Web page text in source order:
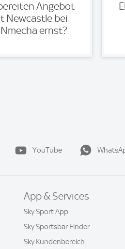
Angebot
Newcastle bei
ernst?
YouTube
App & Services
Sky Sport App
Sky Sportsbar Finder
Sky Kundenbereich